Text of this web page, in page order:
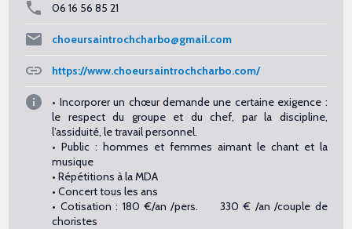
06 16 56 85 21
choeursaintrochcharbo@gmail.com
https://www.choeursaintrochcharbo.com/
• Incorporer un chœur demande une certaine exigence :
le respect du groupe et du chef, par la discipline,
l’assiduité, le travail personnel.
• Public : hommes et femmes aimant le chant et la
musique
• Répétitions à la MDA
• Concert tous les ans
• Cotisation : 180 €/an /pers. 330 € /an /couple de
choristes